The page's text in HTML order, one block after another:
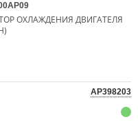
ОХЛАЖДЕНИЯ ДВИГАТЕЛЯ
AP398203